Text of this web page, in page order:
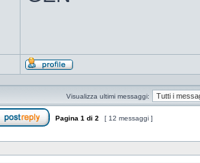
Profilo
Visualizza ultimi messaggi:
Pagina 1 di 2 [ 12 messaggi ]